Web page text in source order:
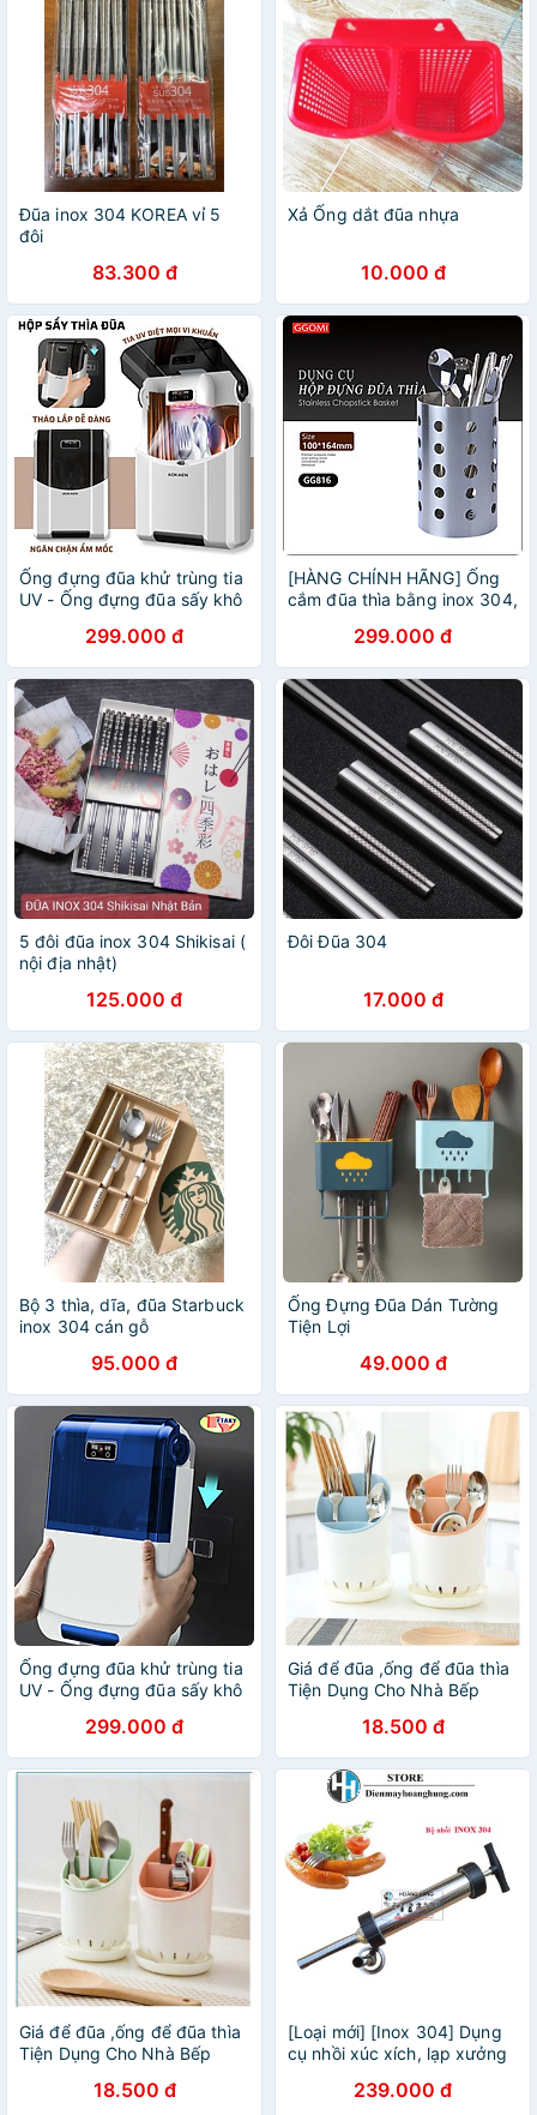
Đũa inox 304 KOREA vỉ 5
đôi
83.300 đ
Xả Ống dắt đũa nhựa
10.000 đ
Ống đựng đũa khử trùng tia
UV - Ống đựng đũa sấy khô
299.000 đ
[HÀNG CHÍNH HÃNG] Ống
cắm đũa thìa bằng inox 304,
và thoát nước GGOMi Hàn
Quốc GG816
299.000 đ
5 đôi đũa inox 304 Shikisai (
nội địa nhật)
125.000 đ
Đôi Đũa 304
17.000 đ
Bộ 3 thìa, dĩa, đũa Starbuck
inox 304 cán gỗ
95.000 đ
Ống Đựng Đũa Dán Tường
Tiện Lợi
49.000 đ
Ống đựng đũa khử trùng tia
UV - Ống đựng đũa sấy khô
Chính Hãng299.000 đ
Giá để đũa ,ống để đũa thìa
Tiện Dụng Cho Nhà Bếp
18.500 đ
Giá để đũa ,ống để đũa thìa
Tiện Dụng Cho Nhà Bếp
18.500 đ
[Loại mới] [Inox 304] Dụng
cụ nhồi xúc xích, lạp xưởng
nhồi được làm bằng INOX
239.000 đ